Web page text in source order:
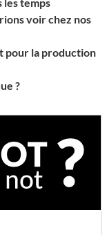
voir chez nos
pour la production
?